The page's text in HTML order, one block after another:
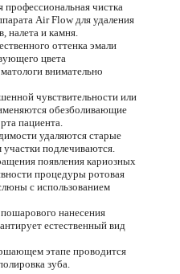
профессиональная чистка
Air Flow для удаления
налета и камня.
оттенка эмали
цвета
внимательно
чувствительности или
обезболивающие
пациента.
удаляются старые
подлечиваются.
появления кариозных
процедуры ротовая
с использованием
нанесения
естественный вид
этапе проводится
зуба.